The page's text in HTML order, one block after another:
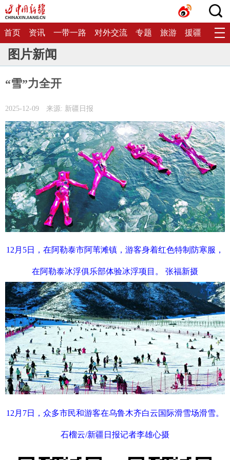
首页 资讯 一带一路 对外交流 专题 旅游 援疆 生态
图片新闻
“雪”力全开
2025-12-09 来源: 新疆日报
12月5日，在阿勒泰市阿苇滩镇，游客身着红色特制防寒服，
在阿勒泰冰浮俱乐部体验冰浮项目。 张福新摄
12月7日，众多市民和游客在乌鲁木齐白云国际滑雪场滑雪。
石榴云/新疆日报记者李雄心摄